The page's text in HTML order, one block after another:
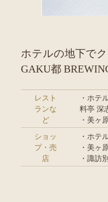
ホテルの地下で
GAKU都
レスト
ランな
ど
・ホテ
料亭 深
・美ヶ
ショッ
プ・売
店
・ホテ
・美ヶ
・諏訪